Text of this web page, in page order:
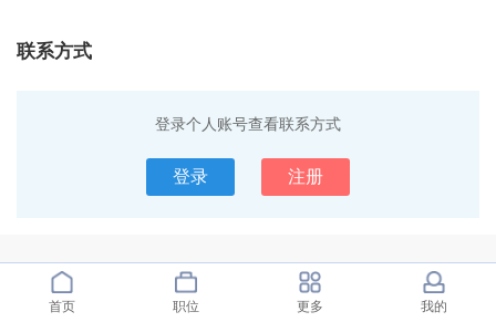
业投资运营，致力于成为国内领先的以科技创新、人工智能、互联
网、大数据等为特色的科技产业园区投资、建设、孵化、运营平
台；积极布局文旅康养产业，紧扣国家乡村振兴战略及文化、健康
能力。
公司以 美好你的生活 为使命，秉承创新高效、诚信务实、开放包
联系方式
登录个人账号查看联系方式
登录 注册
首页 职位 更多 我的